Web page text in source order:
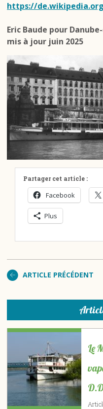
https://de.wikipedia.org
Eric Baude pour
mis à jour juin 2025
Partager cet article :
Facebook
Plus
ARTICLE PRÉCÉDENT
Le